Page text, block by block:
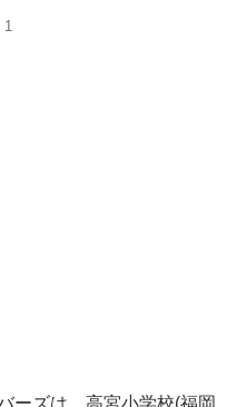
1
ーズは、高宮小学校(福岡